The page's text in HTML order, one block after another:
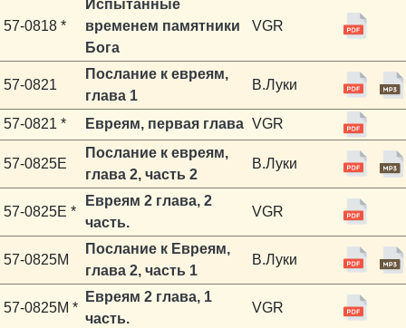
57-0818 *
Испытанные
временем памятники
Бога
VGR
57-0821
Послание к евреям,
глава 1
В.Луки
57-0821 * Евреям, первая глава VGR
57-0825E
Послание к евреям,
глава 2, часть 2
В.Луки
57-0825E *
Евреям 2 глава, 2
часть.
VGR
57-0825M
Послание к Евреям,
глава 2, часть 1
В.Луки
57-0825M *
Евреям 2 глава, 1
часть.
VGR